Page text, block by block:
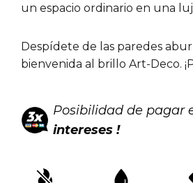
un espacio ordinario en una
Despídete de las paredes
bienvenida al brillo Art-Deco.
Posibilidad de pagar
intereses !